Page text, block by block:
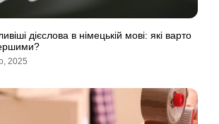
дієслова в німецькій мові: які варто
2025